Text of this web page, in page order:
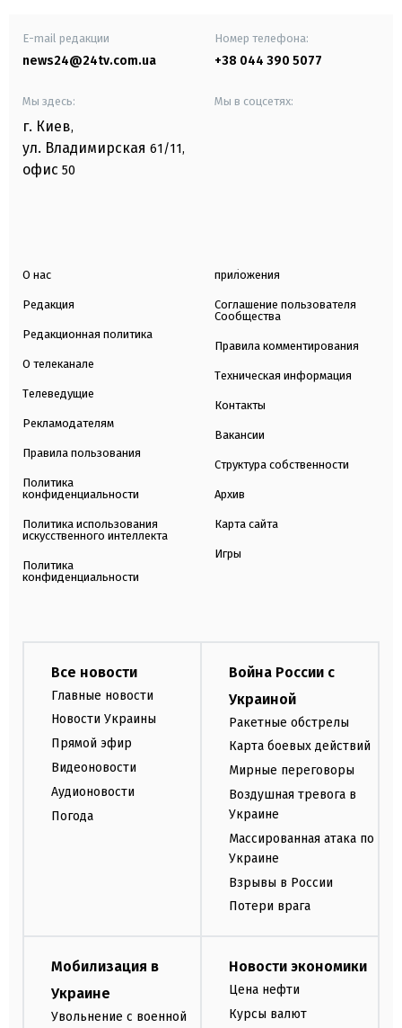
E-mail редакции
news24@24tv.com.ua
Номер телефона:
+38 044 390 5077
Мы здесь:
г. Киев,
ул. Владимирская 61/11,
офис 50
Мы в соцсетях:
О нас
Редакция
Редакционная политика
О телеканале
Телеведущие
Рекламодателям
Правила пользования
Политика
конфиденциальности
Политика использования
искусственного интеллекта
Политика
конфиденциальности
приложения
Соглашение пользователя
Сообщества
Правила комментирования
Техническая информация
Контакты
Вакансии
Структура собственности
Архив
Карта сайта
Игры
Все новости
Главные новости
Новости Украины
Прямой эфир
Видеоновости
Аудионовости
Погода
Война России с
Украиной
Ракетные обстрелы
Карта боевых действий
Мирные переговоры
Воздушная тревога в
Украине
Массированная атака по
Украине
Взрывы в России
Потери врага
Мобилизация в
Украине
Увольнение с военной
Новости экономики
Цена нефти
Курсы валют